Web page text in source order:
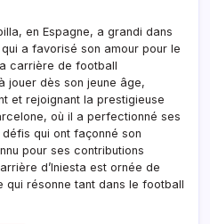
en Espagne, a grandi dans
a favorisé son amour pour le
carrière de football
jouer dès son jeune âge,
et rejoignant la prestigieuse
où il a perfectionné ses
qui ont façonné son
pour ses contributions
d’Iniesta est ornée de
qui résonne tant dans le football